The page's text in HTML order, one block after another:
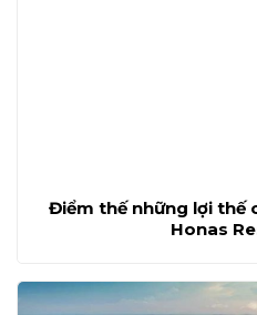
Điểm thế những lợi thế
Honas